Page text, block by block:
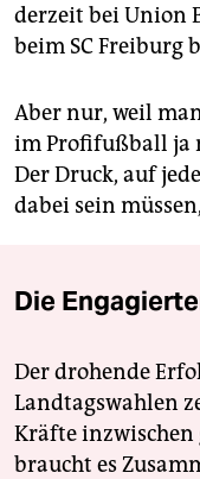
derzeit bei Union
beim SC Freiburg
Aber nur, weil
im Profifußball ja
Der Druck, auf
dabei sein
Die
Der drohende
Landtagswahlen
Kräfte inzwischen
braucht es